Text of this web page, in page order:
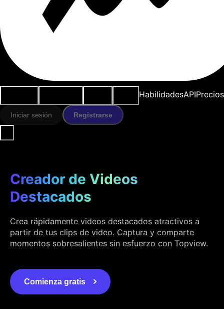
HabilidadesAPIPrecios
Iniciar sesión Registrarse
Creador de Videos
Destacados
Crea rápidamente videos destacados atractivos a
partir de tus clips de video. Captura y comparte
momentos sobresalientes sin esfuerzo con Topview.
Comienza gratis